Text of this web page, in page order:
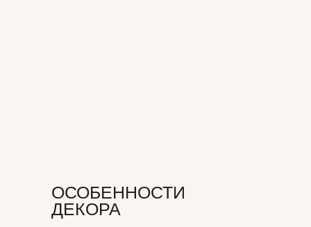
ОСОБЕННОСТИ
ДЕКОРА
Презентация продукции SOMEBYMI,
выступление спикеров, дегустация блюд